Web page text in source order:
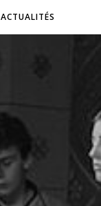
ACTUALITÉS